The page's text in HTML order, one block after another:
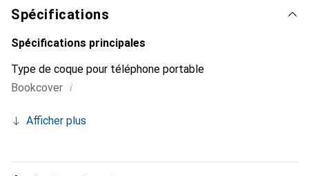
exigeante.
Spécifications
Spécifications principales
Type de coque pour téléphone portable
Bookcover i
Afficher plus